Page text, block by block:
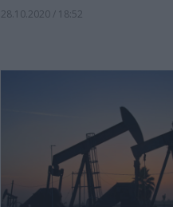
28.10.2020 / 18:52